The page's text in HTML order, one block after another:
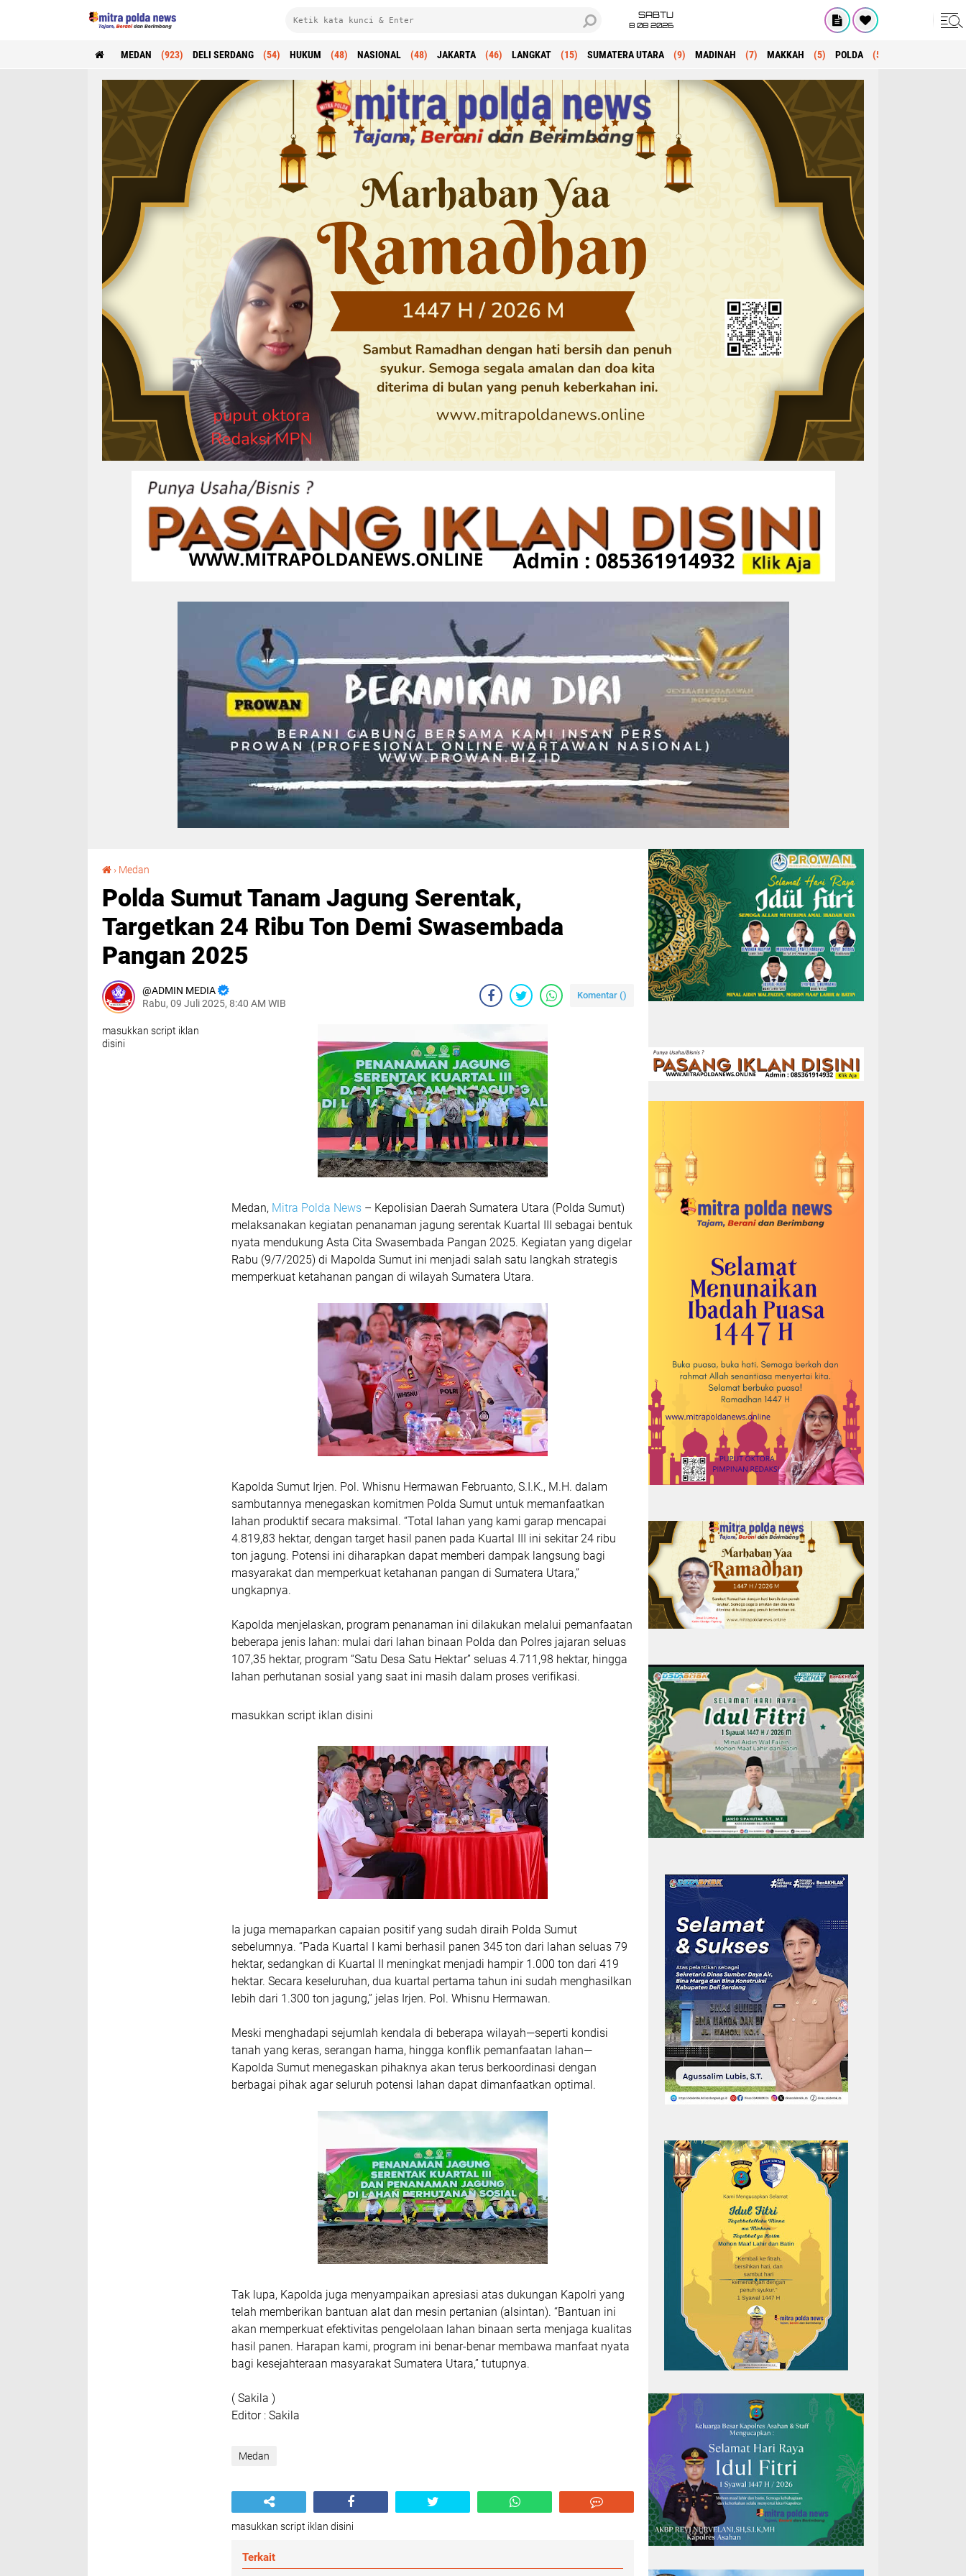
SABTU
8 08 2026
MEDAN (923) DELI SERDANG (54) HUKUM (48) NASIONAL (48) JAKARTA (46) LANGKAT (15) SUMATERA UTARA (9) MADINAH (7) MAKKAH (5) POLDA (5)
› Medan
Polda Sumut Tanam Jagung Serentak,
Targetkan 24 Ribu Ton Demi Swasembada
Pangan 2025
ADMIN MEDIA
Rabu, 09 Juli 2025, 8:40 AM WIB
Komentar ()
masukkan script iklan
disini
Medan, Mitra Polda News – Kepolisian Daerah Sumatera Utara (Polda Sumut)
melaksanakan kegiatan penanaman jagung serentak Kuartal III sebagai bentuk
nyata mendukung Asta Cita Swasembada Pangan 2025. Kegiatan yang digelar
Rabu (9/7/2025) di Mapolda Sumut ini menjadi salah satu langkah strategis
memperkuat ketahanan pangan di wilayah Sumatera Utara.
Kapolda Sumut Irjen. Pol. Whisnu Hermawan Februanto, S.I.K., M.H. dalam
sambutannya menegaskan komitmen Polda Sumut untuk memanfaatkan
lahan produktif secara maksimal. “Total lahan yang kami garap mencapai
4.819,83 hektar, dengan target hasil panen pada Kuartal III ini sekitar 24 ribu
ton jagung. Potensi ini diharapkan dapat memberi dampak langsung bagi
masyarakat dan memperkuat ketahanan pangan di Sumatera Utara,”
ungkapnya.
Kapolda menjelaskan, program penanaman ini dilakukan melalui pemanfaatan
beberapa jenis lahan: mulai dari lahan binaan Polda dan Polres jajaran seluas
107,35 hektar, program “Satu Desa Satu Hektar” seluas 4.711,98 hektar, hingga
lahan perhutanan sosial yang saat ini masih dalam proses verifikasi.
masukkan script iklan disini
Ia juga memaparkan capaian positif yang sudah diraih Polda Sumut
sebelumnya. “Pada Kuartal I kami berhasil panen 345 ton dari lahan seluas 79
hektar, sedangkan di Kuartal II meningkat menjadi hampir 1.000 ton dari 419
hektar. Secara keseluruhan, dua kuartal pertama tahun ini sudah menghasilkan
lebih dari 1.300 ton jagung,” jelas Irjen. Pol. Whisnu Hermawan.
Meski menghadapi sejumlah kendala di beberapa wilayah—seperti kondisi
tanah yang keras, serangan hama, hingga konflik pemanfaatan lahan—
Kapolda Sumut menegaskan pihaknya akan terus berkoordinasi dengan
berbagai pihak agar seluruh potensi lahan dapat dimanfaatkan optimal.
Tak lupa, Kapolda juga menyampaikan apresiasi atas dukungan Kapolri yang
telah memberikan bantuan alat dan mesin pertanian (alsintan). “Bantuan ini
akan memperkuat efektivitas pengelolaan lahan binaan serta menjaga kualitas
hasil panen. Harapan kami, program ini benar-benar membawa manfaat nyata
bagi kesejahteraan masyarakat Sumatera Utara,” tutupnya.
( Sakila )
Editor : Sakila
Medan
masukkan script iklan disini
Terkait